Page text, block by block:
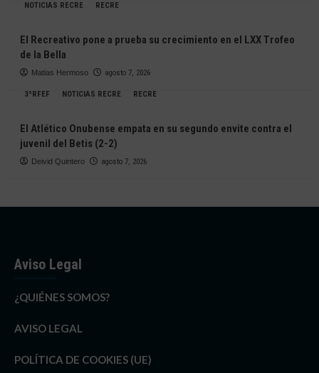
NOTICIAS RECRE RECRE
El Recreativo pone a prueba su crecimiento en el LXX Trofeo
de la Bella
Matias Hermoso agosto 7, 2026
3ªRFEF NOTICIAS RECRE RECRE
El Atlético Onubense empata en su segundo envite contra el
juvenil del Betis (2-2)
Deivid Quintero agosto 7, 2026
Aviso Legal
¿QUIÉNES SOMOS?
AVISO LEGAL
POLÍTICA DE COOKIES (UE)